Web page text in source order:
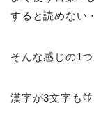
すると読めない
そんな感じの1
漢字が3文字も